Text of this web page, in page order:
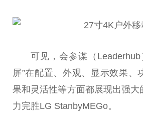
可见，会参谋（
屏”在配置、外观、显示效果、
果和灵活性等方面都展现出强大
力完胜LG StanbyMEGo。